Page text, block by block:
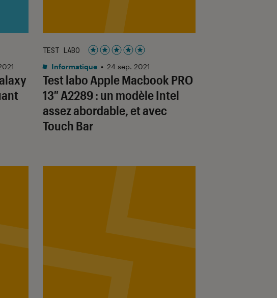
Test labo Apple Macbook PRO
13″ A2289 : un modèle Intel
assez abordable, et avec
Touch Bar
TEST LABO
Noté 5 étoiles sur 5
Informatique • 24 sep. 2021